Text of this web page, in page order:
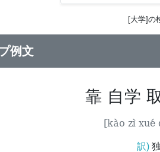
[大学]の
例文
靠 自学
[kào zì xué
訳)